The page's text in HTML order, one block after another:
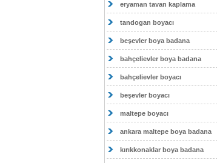
eryaman tavan kaplama
tandogan boyacı
beşevler boya badana
bahçelievler boya badana
bahçelievler boyacı
beşevler boyacı
maltepe boyacı
ankara maltepe boya badana
kırıkkonaklar boya badana